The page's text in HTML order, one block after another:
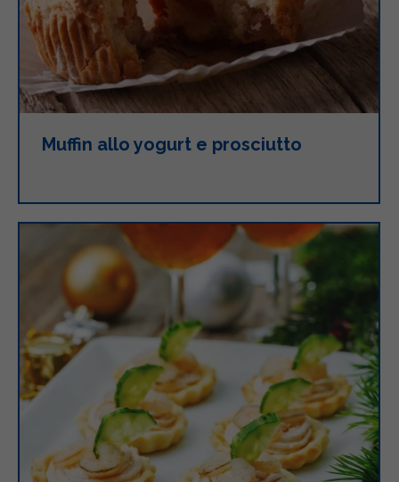
Muffin allo yogurt e prosciutto